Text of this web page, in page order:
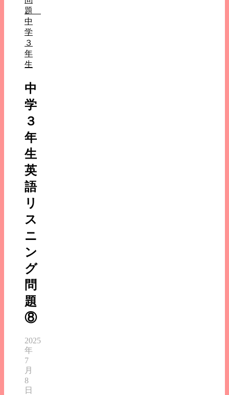
題
中
学
３
年
生
中
学
３
年
生
英
語
リ
ス
ニ
ン
グ
問
題
⑧
2025
年
7
月
8
日